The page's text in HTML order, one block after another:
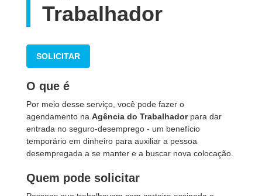
Trabalhador
SOLICITAR
O que é
Por meio desse serviço, você pode fazer o
agendamento na Agência do Trabalhador para dar
entrada no seguro-desemprego - um benefício
temporário em dinheiro para auxiliar a pessoa
desempregada a se manter e a buscar nova colocação.
Quem pode solicitar